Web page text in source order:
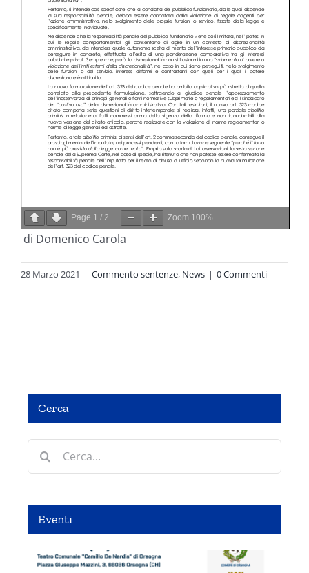
Page 1 / 2 Zoom 100%
di Domenico Carola
28 Marzo 2021 | Commento sentenze, News | 0 Commenti
Cerca
Cerca
Eventi